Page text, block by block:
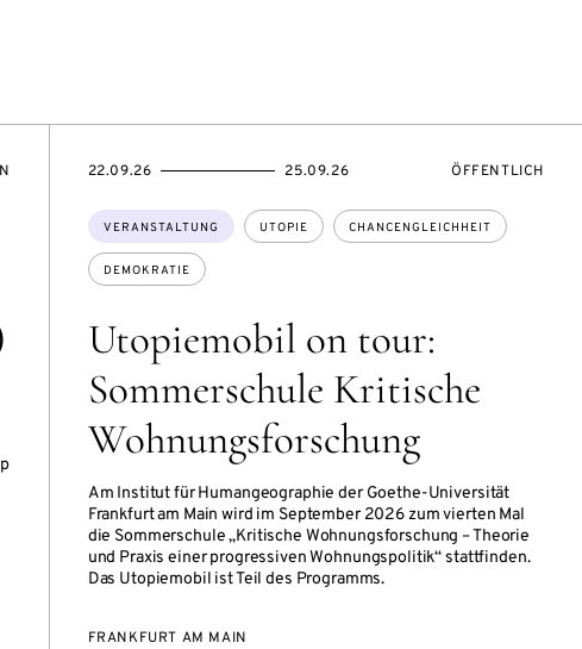
Utopiemobil on tour:
Sommerschule Kritische
Wohnungsforschung
Am Institut für Humangeographie der Goethe-Universität
Frankfurt am Main wird im September 2026 zum vierten Mal
die Sommerschule „Kritische Wohnungsforschung – Theorie
und Praxis einer progressiven Wohnungspolitik“ stattfinden.
Das Utopiemobil ist Teil des Programms.
Themen:
VERANSTALTUNG UTOPIE CHANCENGLEICHHEIT
DEMOKRATIE
EVENTBEGINSON
22.09.26
EVENTENDSON 25.09.26 ÖFFENTLICH
FRANKFURT AM MAIN